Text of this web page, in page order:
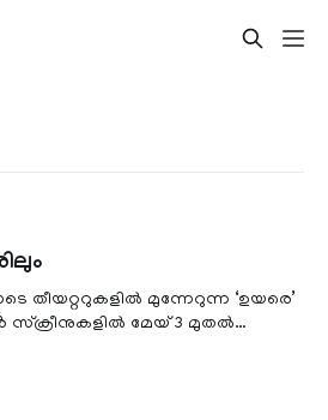
തീയറ്ററുകളില്‍ മുന്നേറുന്ന ‘ഉയരെ’
സ്ക്രീനുകളില്‍ മേയ് 3 മുതല്‍